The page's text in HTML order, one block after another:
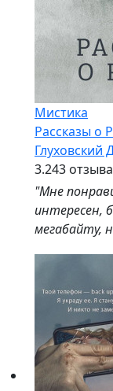
Мистика
Рассказы о
Глуховский
3.243 отзыва
"Мне
интересен,
мегабайту,